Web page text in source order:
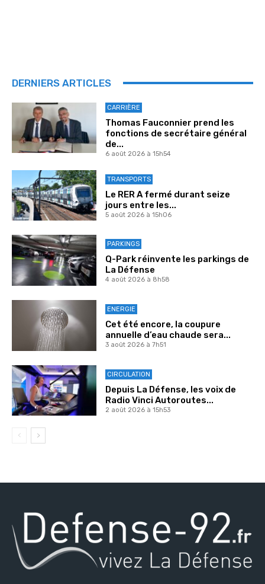
DERNIERS ARTICLES
CARRIÈRE
Thomas Fauconnier prend les
fonctions de secrétaire général
de...
6 août 2026 à 15h54
TRANSPORTS
Le RER A fermé durant seize
jours entre les...
5 août 2026 à 15h06
PARKINGS
Q-Park réinvente les parkings de
La Défense
4 août 2026 à 8h58
ENERGIE
Cet été encore, la coupure
annuelle d’eau chaude sera...
3 août 2026 à 7h51
CIRCULATION
Depuis La Défense, les voix de
Radio Vinci Autoroutes...
2 août 2026 à 15h53